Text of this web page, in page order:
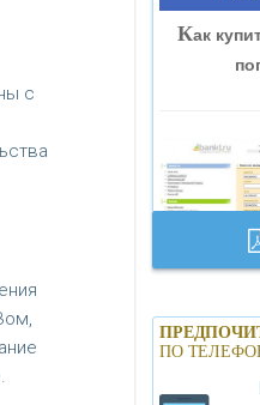
с
«БАНК
БАНК»
Как
Банки.ру
19
ПО